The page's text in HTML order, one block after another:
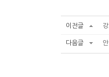
이전글
다음글